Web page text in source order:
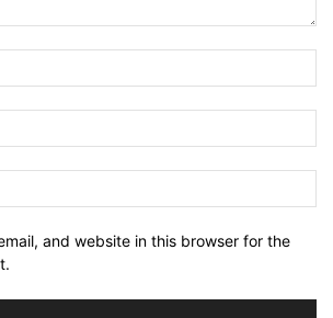
and website in this browser for the